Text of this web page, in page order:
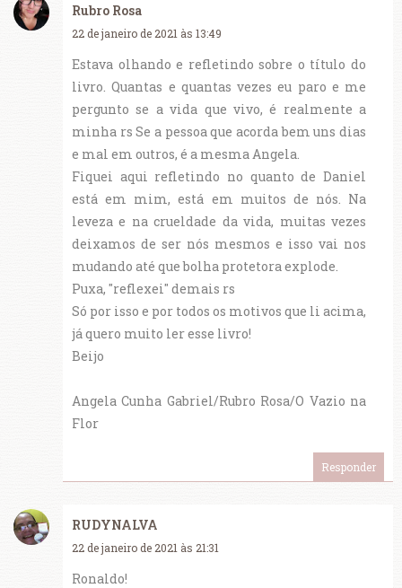
Rubro Rosa
22 de janeiro de 2021 às 13:49
Estava olhando e refletindo sobre o título do
livro. Quantas e quantas vezes eu paro e me
pergunto se a vida que vivo, é realmente a
minha rs Se a pessoa que acorda bem uns dias
e mal em outros, é a mesma Angela.
Fiquei aqui refletindo no quanto de Daniel
está em mim, está em muitos de nós. Na
leveza e na crueldade da vida, muitas vezes
deixamos de ser nós mesmos e isso vai nos
mudando até que bolha protetora explode.
Puxa, "reflexei" demais rs
Só por isso e por todos os motivos que li acima,
já quero muito ler esse livro!
Beijo
Angela Cunha Gabriel/Rubro Rosa/O Vazio na
Flor
Responder
RUDYNALVA
22 de janeiro de 2021 às 21:31
Ronaldo!